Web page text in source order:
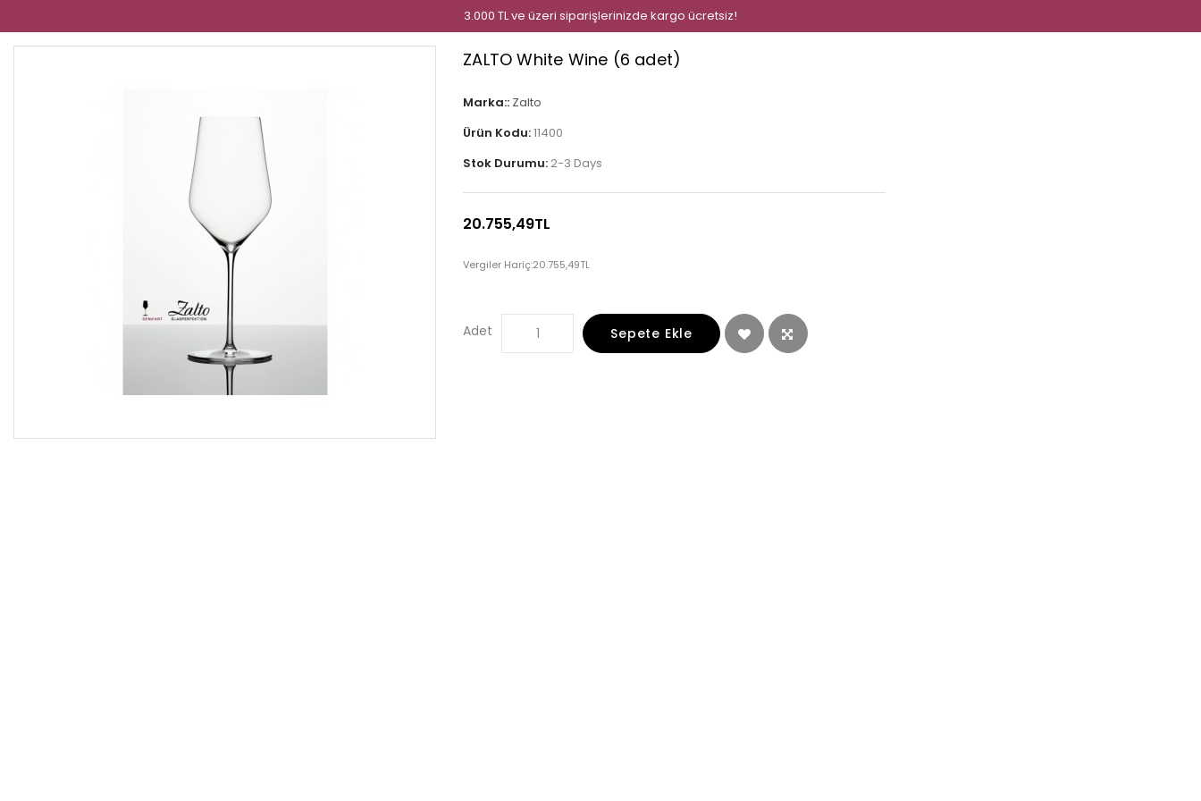
3.000 TL ve üzeri siparişlerinizde kargo ücretsiz!
ZALTO White Wine (6 adet)
Marka:: Zalto
Ürün Kodu:11400
Stok Durumu: 2-3 Days
20.755,49TL
Vergiler Hariç:20.755,49TL
Adet Sepete Ekle